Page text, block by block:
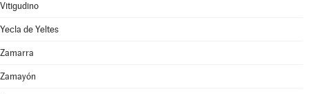
Vitigudino
Yecla de Yeltes
Zamarra
Zamayón